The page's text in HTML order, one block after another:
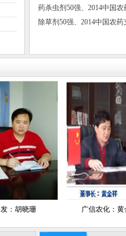
王有成 中国化工情
张敏恒 中国农药企
李 铁 中国石油和化
国家石油和化工网常
张 华 中国化工经济
黄卫卫 中国石油和
国家石油和化工
承办支持
正在洽谈...
农资导报、经济
药杀虫剂50强、2014中国
除草剂50强、2014中国农
广信农化：黄金祥